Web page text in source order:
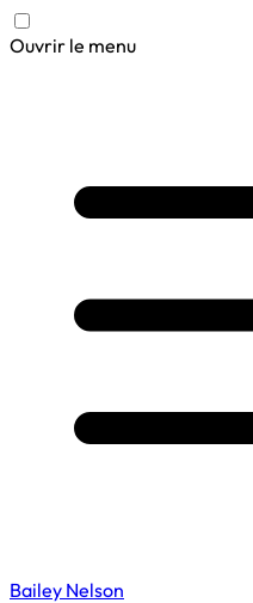
Ouvrir le menu
Bailey Nelson